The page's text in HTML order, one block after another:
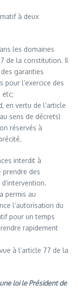
à deux
les domaines
de la constitution. Il
garanties
pour l’exercice des
etc;
en vertu de l’article
sens de décrets)
réservés à
interdit à
prendre des
permis au
l’autorisation du
pour un temps
rapidement
à l’article 77 de la
loi le Président de